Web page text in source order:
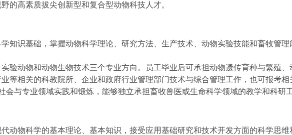
的高素质拔尖创新型和复合型动物科技人才。
知识基础，掌握动物科学理论、研究方法、生产技术、动物实验技能和畜牧管
验动物和动物生物技术三个专业方向。员工毕业后可承担动物遗传育种与繁殖
等相关的科教院所、企业和政府行业管理部门技术与综合管理工作，也可报考相
会与专业领域实践和锻炼，能够独立承担畜牧兽医或生命科学领域的教学和科研
动物科学的基本理论、基本知识，接受应用基础研究和技术开发方面的科学思